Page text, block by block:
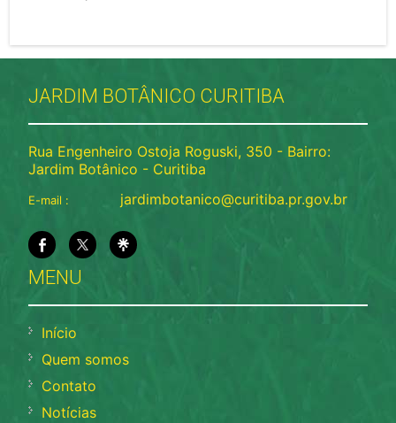
JARDIM BOTÂNICO CURITIBA
Rua Engenheiro Ostoja Roguski, 350 - Bairro:
Jardim Botânico - Curitiba
E-mail : jardimbotanico@curitiba.pr.gov.br
MENU
Início
Quem somos
Contato
Notícias